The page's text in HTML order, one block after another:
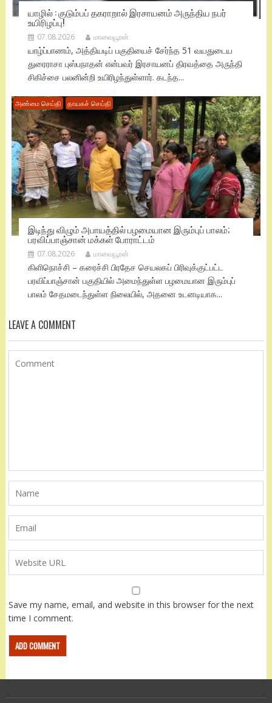
யாழில் : குடும்பப் தகராறால் இரசாயனம் அருந்திய நபர்
உயிரிழப்பு!
07.08.2026 மாவையூரன்
யாழ்ப்பாணம், அத்தியடிப் பகுதியைச் சேர்ந்த 51 வயதுடைய
துரைராசா புஸ்பநாதன் என்பவர் இரசாயனப் திரவத்தை அருந்தி
சிகிச்சை பலனின்றி உயிரிழந்துள்ளார். கடந்த...
அண்மை செய்தி தாயகச் செய்தி
இடிந்து விழும் அபாயத்தில் பழமையான இரும்புப் பாலம்;
பரவிப்பாஞ்சான் மக்கள் போராட்டம்
07.08.2026 மாவையூரன்
கிளிநொச்சி – கரைச்சி பிரதேச செயலகப் பிரிவுக்குட்பட்ட
பரவிப்பாஞ்சான் பகுதியில் அமைந்துள்ள பழமையான இரும்புப்
பாலம் சேதமடைந்துள்ள நிலையில், அதனை உடனடியாக...
LEAVE A COMMENT
Save my name, email, and website in this browser for the next
time I comment.